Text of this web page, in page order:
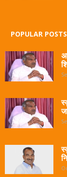
POPULAR POSTS